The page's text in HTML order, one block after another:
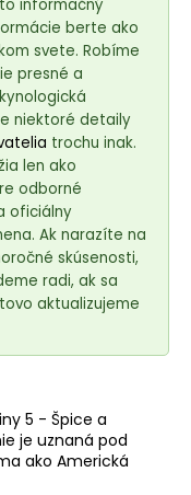
informačný
berte ako
svete. Robíme
presné a
niektoré detaily
trochu inak.
len ako
odborné
oficiálny
Ak narazíte na
skúsenosti,
radi, ak sa
aktualizujeme
5 - Špice a
je uznaná pod
ako Americká